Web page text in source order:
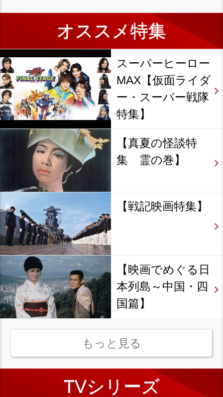
オススメ特集
スーパーヒーロー
MAX【仮面ライダ
ー・スーパー戦隊
特集】
【真夏の怪談特
集 霊の巻】
【戦記映画特集】
【映画でめぐる日
本列島～中国・四
国篇】
もっと見る
TVシリーズ